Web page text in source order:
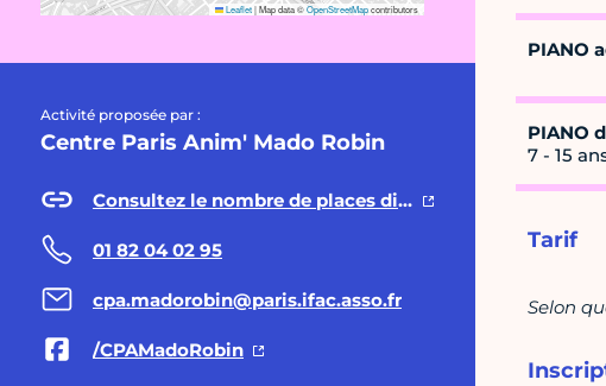
Leaflet|Map data ©OpenStreetMapcontributors
Activité proposée par :
Centre Paris Anim' Mado Robin
Consultez le nombre de places disponibles
01 82 04 02 95
cpa.madorobin@paris.ifac.asso.fr
/CPAMadoRobin
PIANO
PIANO
7 - 15
Tarif
Selon